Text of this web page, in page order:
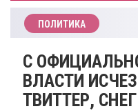
ПОЛИТИКА
С
ВЛАСТИ
ТВИТТЕР,